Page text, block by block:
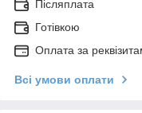
Післяплата
Готівкою
Оплата за
Всі умови оплати